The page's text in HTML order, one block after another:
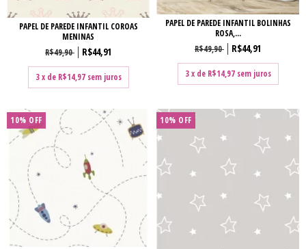
PAPEL DE PAREDE INFANTIL COROAS
MENINAS
R$49,90
R$44,91
3 x de R$14,97 sem juros
PAPEL DE PAREDE INFANTIL BOLINHAS
ROSA,...
R$49,90
R$44,91
3 x de R$14,97 sem juros
10% OFF 10% OFF